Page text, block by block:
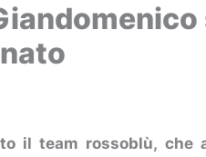
il team rossoblù, che